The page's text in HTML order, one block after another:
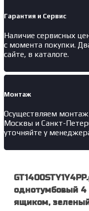
Гарантия и Сервис
Наличие сервисных
с момента покупки.
сайте, в каталоге.
Монтаж
Осуществляем монтаж
Москвы и Санкт-
уточняйте у
однотумбовый 4
ящиком,